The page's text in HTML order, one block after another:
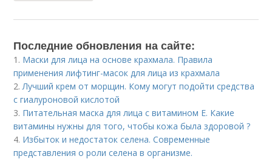
Последние обновления на сайте:
1. Маски для лица на основе крахмала. Правила
применения лифтинг-масок для лица из крахмала
2.Лучший крем от морщин. Кому могут подойти средства
с гиалуроновой кислотой
3. Питательная маска для лица с витамином Е. Какие
витамины нужны для того, чтобы кожа была здоровой ?
4. Избыток и недостаток селена. Современные
представления о роли селена в организме.